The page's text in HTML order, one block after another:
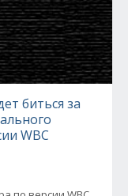
биться за
WBC